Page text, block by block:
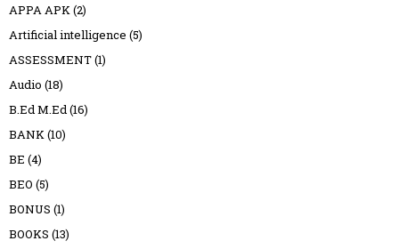
APPA APK(2)
Artificial intelligence (5)
ASSESSMENT(1)
Audio (18)
B.Ed M.Ed(16)
BANK(10)
BE (4)
BEO (5)
BONUS (1)
BOOKS (13)